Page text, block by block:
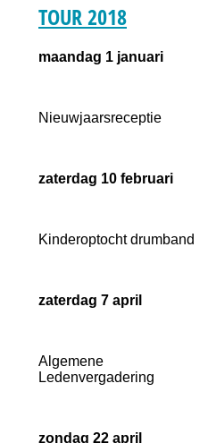
TOUR 2018
maandag 1 januari
Nieuwjaarsreceptie
zaterdag 10 februari
Kinderoptocht drumband
zaterdag 7 april
Algemene
Ledenvergadering
zondag 22 april